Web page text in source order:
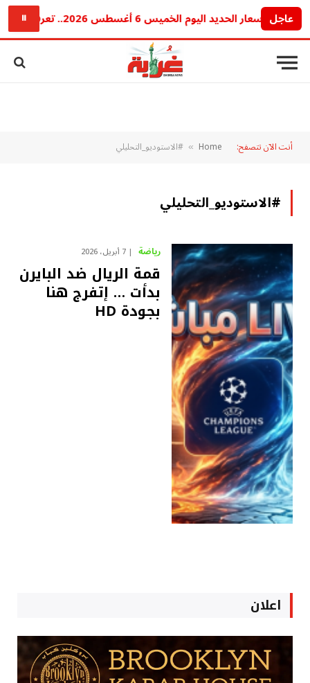
عاجل
أسعار الحديد اليوم الخميس 6 أغسطس 2026.. تعرف على أسعار جميع الشركات ⏸
أنت الآن تتصفح: Home
» #الاستوديو_التحليلي
#الاستوديو_التحليلي
رياضة 7 أبريل، 2026
قمة الريال ضد البايرن
بدأت … إتفرج هنا
بجودة HD
اعلان